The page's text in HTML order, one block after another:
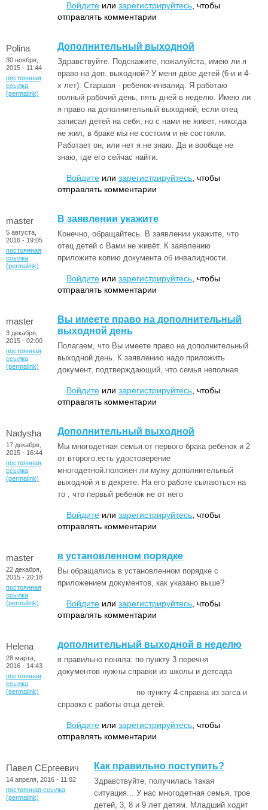
Войдите или зарегистрируйтесь , чтобы
отправлять комментарии
Polina
30 ноября,
2015 - 11:44
постоянная
ссылка
(permalink)
Дополнительный выходной
Здравствуйте. Подскажите, пожалуйста, имею ли я
право на доп. выходной? У меня двое детей (6-и и 4-
х лет). Старшая - ребенок-инвалид. Я работаю
полный рабочий день, пять дней в неделю. Имею ли
я право на дополнительный выходной, если отец
записал детей на себя, но с нами не живет, никогда
не жил, в браке мы не состоим и не состояли.
Работает он, или нет я не знаю. Да и вообще не
знаю, где его сейчас найти.
Войдите или зарегистрируйтесь , чтобы
отправлять комментарии
master
5 августа,
2016 - 19:05
постоянная
ссылка
(permalink)
В заявлении укажите
Конечно, обращайтесь. В заявлении укажите, что
отец детей с Вами не живёт. К заявлению
приложите копию документа об инвалидности.
Войдите или зарегистрируйтесь , чтобы
отправлять комментарии
master
3 декабря,
2015 - 02:00
постоянная
ссылка
(permalink)
Вы имеете право на дополнительный
выходной день
Полагаем, что Вы имеете право на дополнительный
выходной день. К заявлению надо приложить
документ, подтверждающий, что семья неполная.
Войдите или зарегистрируйтесь , чтобы
отправлять комментарии
Nadysha
17 декабря,
2015 - 16:44
постоянная
ссылка
(permalink)
Дополнительный выходной
Мы многодетная семья.от первого брака ребенок и 2
от второго,есть удостоверение
многодетной.положен ли мужу дополнительный
выходной я в декрете. На его работе сылаються на
то , что первый ребенок не от него
Войдите или зарегистрируйтесь , чтобы
отправлять комментарии
master
22 декабря,
2015 - 20:18
постоянная
ссылка
(permalink)
в установленном порядке
Вы обращались в установленном порядке с
приложением документов, как указано выше?
Войдите или зарегистрируйтесь , чтобы
отправлять комментарии
Helena
28 марта,
2016 - 14:43
постоянная
ссылка
(permalink)
дополнительный выходной в неделю
я правильно поняла: по пункту 3 перечня
документов нужны справки из школы и детсада
по пункту 4-справка из загса и
справка с работы отца детей.
Войдите или зарегистрируйтесь , чтобы
отправлять комментарии
Павел СЕргеевич
14 апреля, 2016 - 11:02
постоянная ссылка
(permalink)
Как правильно поступить?
Здравствуйте, получилась такая
ситуация... У нас многодетная семья, трое
детей, 3, 8 и 9 лет детям. Младший ходит